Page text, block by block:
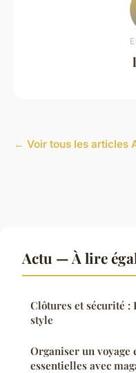
← Voir tous les articles
Actu — À lire
Clôtures et sécurité :
style
Organiser un voyage
essentielles avec